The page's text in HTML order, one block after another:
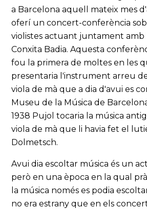
a Barcelona aquell mateix mes
oferí un concert-conferència
violistes actuant juntament amb
Conxita Badia. Aquesta
fou la primera de moltes en les
presentaria l'instrument arreu
viola de mà que a dia d'avui es
Museu de la Música de
1938 Pujol tocaria la música
viola de mà que li havia fet el
Dolmetsch.
Avui dia escoltar música és un
però en una època en la qual
la música només es podia
no era estrany que en els